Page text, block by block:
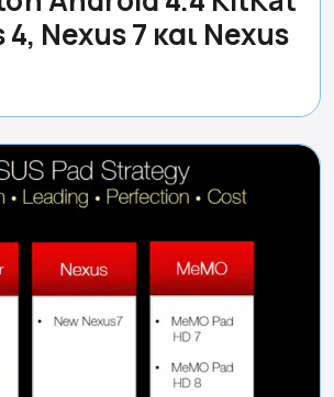
4, Nexus 7 και Nexus